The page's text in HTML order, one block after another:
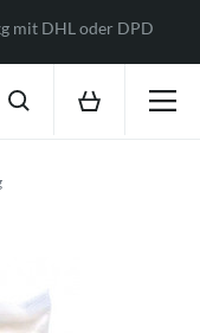
mit DHL oder DPD